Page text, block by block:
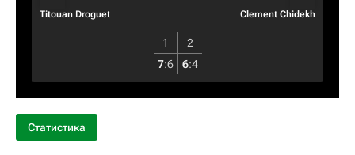
Titouan Droguet Clement Chidekh
1
2
7:6 6:4
Статистика